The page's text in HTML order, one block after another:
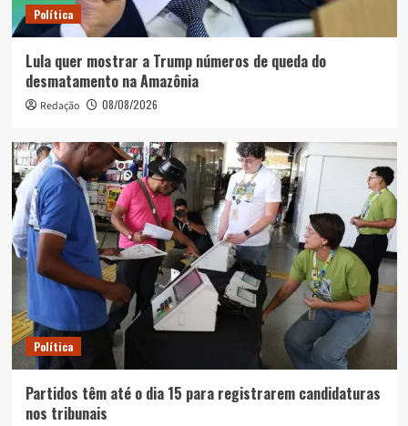
Política
Lula quer mostrar a Trump números de queda do
desmatamento na Amazônia
Redação 08/08/2026
Política
Partidos têm até o dia 15 para registrarem candidaturas
nos tribunais